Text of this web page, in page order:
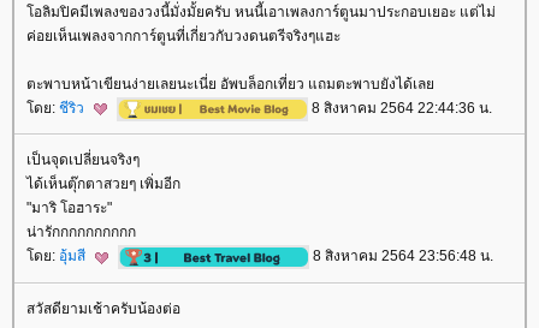
อลิมปิคมีเพลงของวงนี้มั่งมั้ยครับ หนนี้เอาเพลงการ์ตูนมาประกอบเยอะ แต่ไม่
ค่อยเห็นเพลงจากการ์ตูนที่เกี่ยวกับวงดนตรีจริงๆแฮะ
ตะพาบหน้าเขียนง่ายเลยนะเนี่ย อัพบล็อกเที่ยว แถมตะพาบยังได้เล
ดย: ชีริว 8 สิงหาคม 2564 22:44:36 น.
เป็นจุดเปลี่ยนจริงๆ
ได้เห็นตุ๊กตาสวยๆ เพิ่มอีก
"มาริ โอฮาระ"
น่ารักกกกกกกกกก
ดย: อุ้มสี 8 สิงหาคม 2564 23:56:48 น.
สวัสดียามเช้าครับน้องต่อ